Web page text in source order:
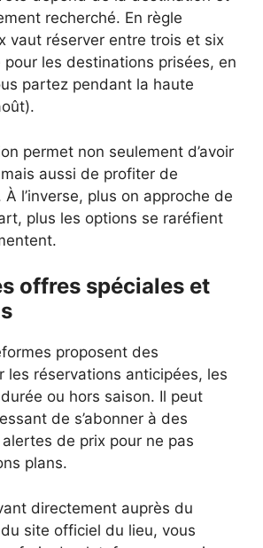
recherché. En règle
vaut réserver entre trois et six
pour les destinations prisées, en
partez pendant la haute
permet non seulement d’avoir
aussi de profiter de
l’inverse, plus on approche de
plus les options se raréfient
offres spéciales et
proposent des
les réservations anticipées, les
ou hors saison. Il peut
de s’abonner à des
de prix pour ne pas
plans.
directement auprès du
site officiel du lieu, vous